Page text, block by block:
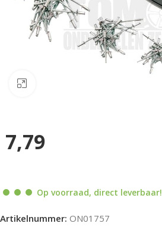
7,79
Op voorraad, direct leverbaar!
Artikelnummer: ON01757